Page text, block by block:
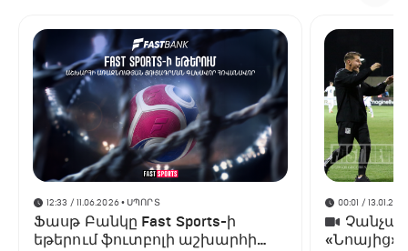
12:33 / 11.06.2026• ՍՊՈՐՏ
Ֆասթ Բանկը Fast Sports-ի
եթերում ֆուտբոլի աշխարհի
00:01 /
«Նոայից»